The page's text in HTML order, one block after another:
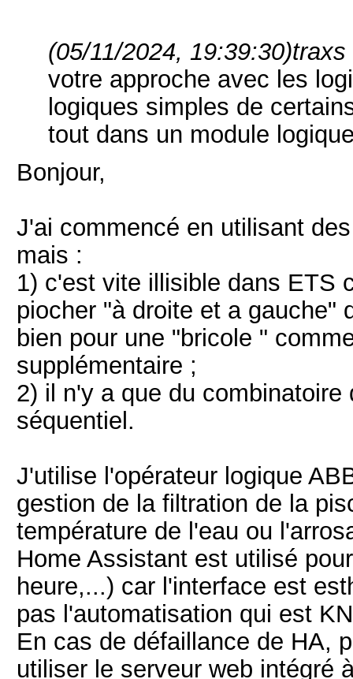
(05/11/2024, 19:39:30)
votre approche avec les
logiques simples de
tout dans un module
Bonjour,
J'ai commencé en utilisant
mais :
1) c'est vite illisible dans ETS
piocher "à droite et a gauche"
bien pour une "bricole "
supplémentaire ;
2) il n'y a que du
séquentiel.
J'utilise l'opérateur logique
gestion de la filtration de la
température de l'eau ou
Home Assistant est utilisé
heure,...) car l'interface est
pas l'automatisation qui est
En cas de défaillance de HA,
utiliser le serveur web intégré